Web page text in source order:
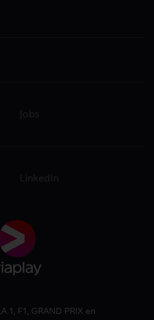
Jobs
LinkedIn
1, F1, GRAND PRIX en